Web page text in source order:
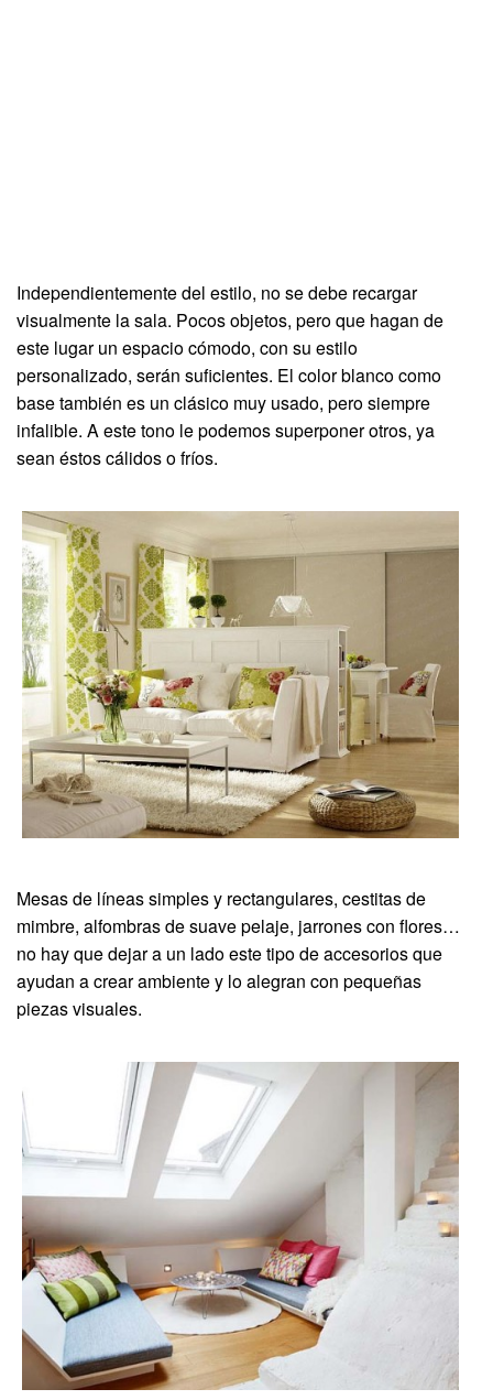
Independientemente del estilo, no se debe recargar
visualmente la sala. Pocos objetos, pero que hagan de
este lugar un espacio cómodo, con su estilo
personalizado, serán suficientes. El color blanco como
base también es un clásico muy usado, pero siempre
infalible. A este tono le podemos superponer otros, ya
sean éstos cálidos o fríos.
Mesas de líneas simples y rectangulares, cestitas de
mimbre, alfombras de suave pelaje, jarrones con flores…
no hay que dejar a un lado este tipo de accesorios que
ayudan a crear ambiente y lo alegran con pequeñas
piezas visuales.